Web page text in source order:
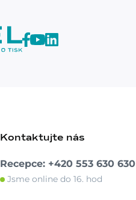
Kontaktujte nás
Recepce: +420 553 630 630
Jsme online do 16. hod